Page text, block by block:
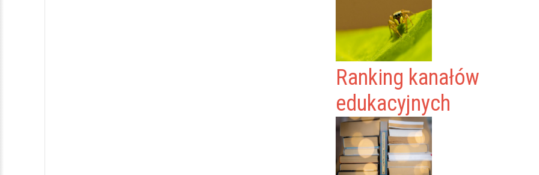
Ranking kanałów
edukacyjnych